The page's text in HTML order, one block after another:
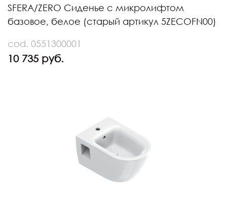
SFERA/ZERO Сиденье с микролифтом
базовое, белое (старый артикул 5ZECOFN00)
cod. 0551300001
10 735 руб.